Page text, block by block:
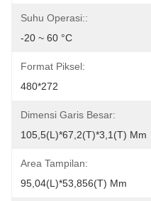
Suhu Operasi::
-20 ~ 60 °C
Format Piksel:
480*272
Dimensi Garis Besar:
105,5(L)*67,2(T)*3,1(T) Mm
Area Tampilan:
95,04(L)*53,856(T) Mm